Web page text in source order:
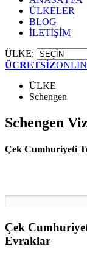
ÜLKELER
BLOG
İLETİŞİM
ÜLKE:
ÜCRETSİZ
ÜLKE
Schengen
Schengen
Çek Cumhuriyeti
Çek
Evraklar